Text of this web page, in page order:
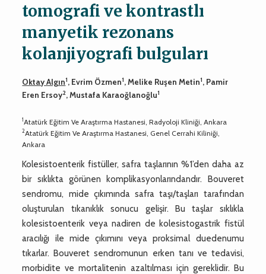
tomografi ve kontrastlı
manyetik rezonans
kolanjiyografi bulguları
Oktay Algın1, Evrim Özmen1, Melike Ruşen Metin1, Pamir
Eren Ersoy2, Mustafa Karaoğlanoğlu1
1Atatürk Eğitim Ve Araştırma Hastanesi, Radyoloji Kliniği, Ankara
2Atatürk Eğitim Ve Araştırma Hastanesi, Genel Cerrahi Kiliniği,
Ankara
Kolesistoenterik fistüller, safra taşlarının %1’den daha az
bir sıklıkta görünen komplikasyonlarındandır. Bouveret
sendromu, mide çıkımında safra taşı/taşları tarafından
oluşturulan tıkanıklık sonucu gelişir. Bu taşlar sıklıkla
kolesistoenterik veya nadiren de kolesistogastrik fistül
aracılığı ile mide çıkımını veya proksimal duedenumu
tıkarlar. Bouveret sendromunun erken tanı ve tedavisi,
morbidite ve mortalitenin azaltılması için gereklidir. Bu